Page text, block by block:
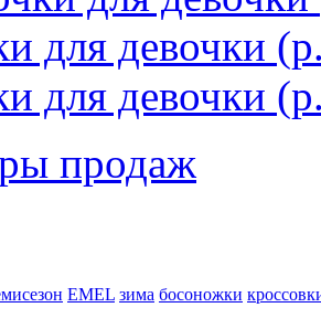
для девочки
для девочки
продаж
EMEL зима босоножки